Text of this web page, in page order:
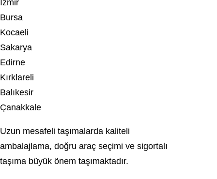
İzmir
Bursa
Kocaeli
Sakarya
Edirne
Kırklareli
Balıkesir
Çanakkale
Uzun mesafeli taşımalarda kaliteli
ambalajlama, doğru araç seçimi ve sigortalı
taşıma büyük önem taşımaktadır.